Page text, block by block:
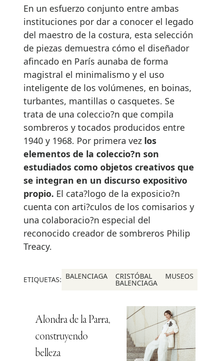
En un esfuerzo conjunto entre ambas
instituciones por dar a conocer el legado
del maestro de la costura, esta selección
de piezas demuestra cómo el diseñador
afincado en París aunaba de forma
magistral el minimalismo y el uso
inteligente de los volúmenes, en boinas,
turbantes, mantillas o casquetes. Se
trata de una coleccio?n que compila
sombreros y tocados producidos entre
1940 y 1968. Por primera vez los
elementos de la coleccio?n son
estudiados como objetos creativos que
se integran en un discurso expositivo
propio. El cata?logo de la exposicio?n
cuenta con arti?culos de los comisarios y
una colaboracio?n especial del
reconocido creador de sombreros Philip
Treacy.
ETIQUETAS: BALENCIAGA CRISTÓBAL
BALENCIAGA
MUSEOS
Alondra de la Parra,
construyendo
belleza